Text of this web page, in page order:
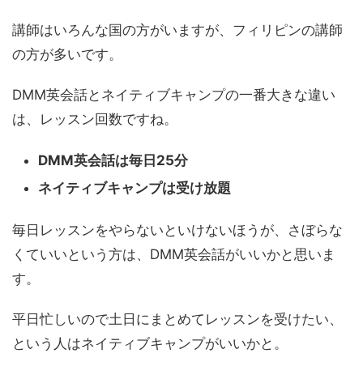
講師はいろんな国の方がいますが、フィリピンの講師
の方が多いです。
DMM英会話とネイティブキャンプの一番大きな違い
は、レッスン回数ですね。
DMM英会話は毎日25分
ネイティブキャンプは受け放題
毎日レッスンをやらないといけないほうが、さぼらな
くていいという方は、DMM英会話がいいかと思いま
す。
平日忙しいので土日にまとめてレッスンを受けたい、
という人はネイティブキャンプがいいかと。